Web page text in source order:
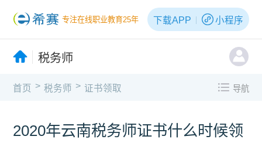
专注在线职业教育25年 下载APP 小程序
税务师
首页 > 税务师 > 证书领取 导航
2020年云南税务师证书什么时候领